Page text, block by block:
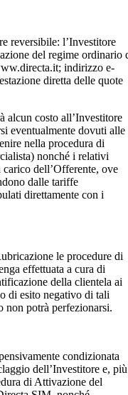
reversibile: l’Investitore
del regime ordinario
indirizzo e-
diretta delle quote
alcun costo all’Investitore
eventualmente dovuti alle
nella procedura di
nonché i relativi
dell’Offerente, ove
dalle tariffe
direttamente con i
le procedure di
effettuata a cura di
della clientela ai
di esito negativo di tali
non potrà perfezionarsi.
condizionata
dell’Investitore e, più
di Attivazione del